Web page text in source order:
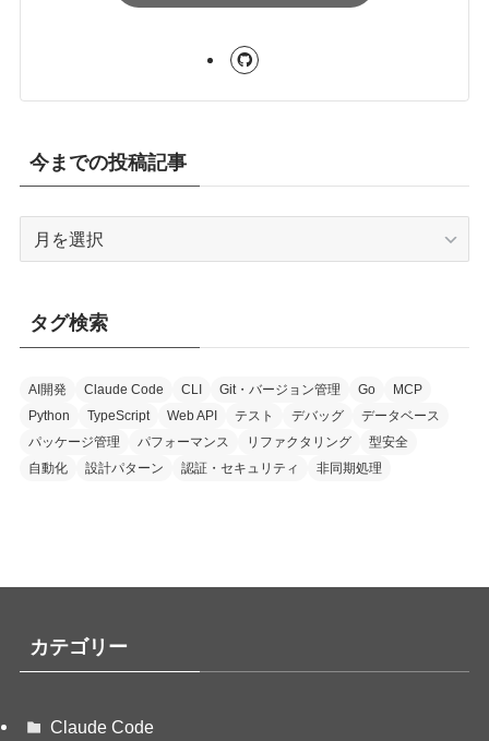
今までの投稿記事
投
記
事
タグ検索
AI開発 Claude Code CLI Git・バージョン管理 Go
MCP
Python
TypeScript Web API テスト デバッグ
データベース
パッケージ管理
パフォーマンス リファクタリング
型安全
自動化
設計パターン 認証・セキュリティ 非同期処理
カテゴリー
Claude Code